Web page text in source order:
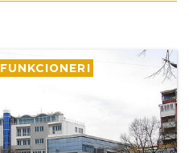
FUNKCIONERI